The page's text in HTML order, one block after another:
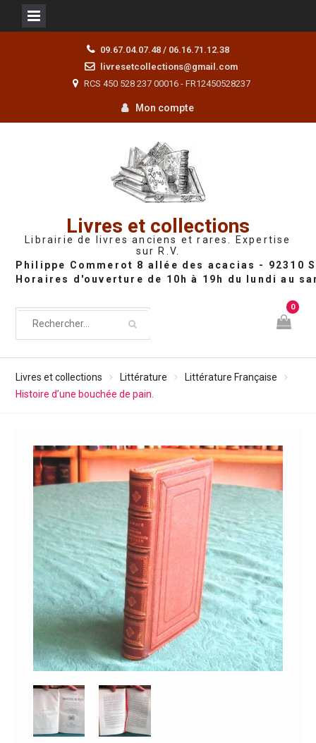
09.67.04.07.48 / 06.16.71.12.38
livresetcollections@gmail.com
RCS 450 528 237 00016 - FR12450528237
Mon compte
Livres et collections
Librairie de livres anciens et rares. Expertise
sur R.V.
0
Livres et collections Littérature
Littérature Française
Histoire d’une bouchée de pain.